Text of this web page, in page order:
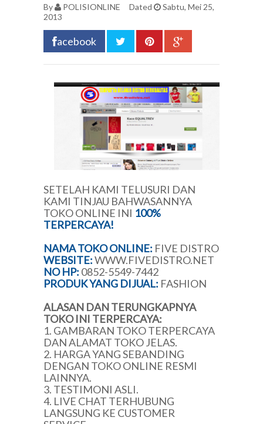
By POLISIONLINE Dated
Sabtu, Mei 25,
2013
acebook
SETELAH KAMI TELUSURI DAN
KAMI TINJAU BAHWASANNYA
TOKO ONLINE INI 100%
TERPERCAYA!
NAMA TOKO ONLINE: FIVE DISTRO
WEBSITE:WWW.FIVEDISTRO.NET
NO HP: 0852-5549-7442
PRODUK YANG DIJUAL: FASHION
ALASAN DAN TERUNGKAPNYA
TOKO INI TERPERCAYA:
1. GAMBARAN TOKO TERPERCAYA
DAN ALAMAT TOKO JELAS.
2. HARGA YANG SEBANDING
DENGAN TOKO ONLINE RESMI
LAINNYA.
3. TESTIMONI ASLI.
4. LIVE CHAT TERHUBUNG
LANGSUNG KE CUSTOMER